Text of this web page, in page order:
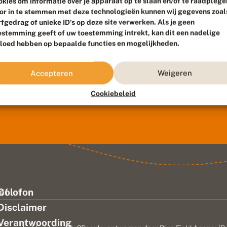
in te stemmen met deze technologieën kunnen wij gegevens
of unieke ID's op deze site verwerken. Als je geen
geeft of uw toestemming intrekt, kan dit een nadelige
hebben op bepaalde functies en mogelijkheden.
Accepteren Weigeren
Cookiebeleid